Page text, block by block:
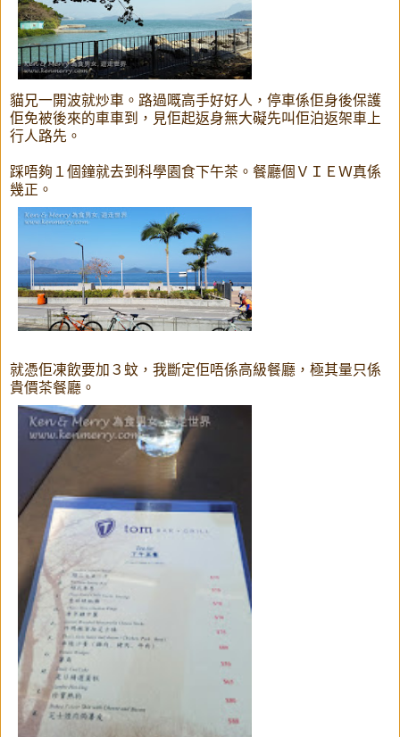
貓兄一開波就炒車。路過嘅高手好好人，停車係佢身後保護
佢免被後來的車車到，見佢起返身無大礙先叫佢泊返架車上
行人路先。
踩唔夠１個鐘就去到科學園食下午茶。餐廳個ＶＩＥＷ真係
幾正。
就憑佢凍飲要加３蚊，我斷定佢唔係高級餐廳，極其量只係
貴價茶餐廳。